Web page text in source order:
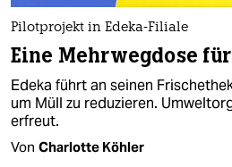
Pilotprojekt in Edeka-Filiale
Eine Mehrwegdose
Edeka führt an seinen
um Müll zu reduzieren.
erfreut.
Von Charlotte Köhler